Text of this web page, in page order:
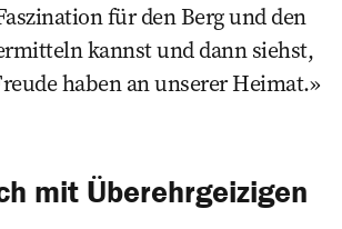
für den Berg und den
kannst und dann siehst,
haben an unserer Heimat.
mit Überehrgeizigen